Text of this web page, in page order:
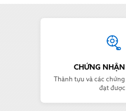
Thông tin Austdoor
CHỨNG
Thành tựu và các
đạt được